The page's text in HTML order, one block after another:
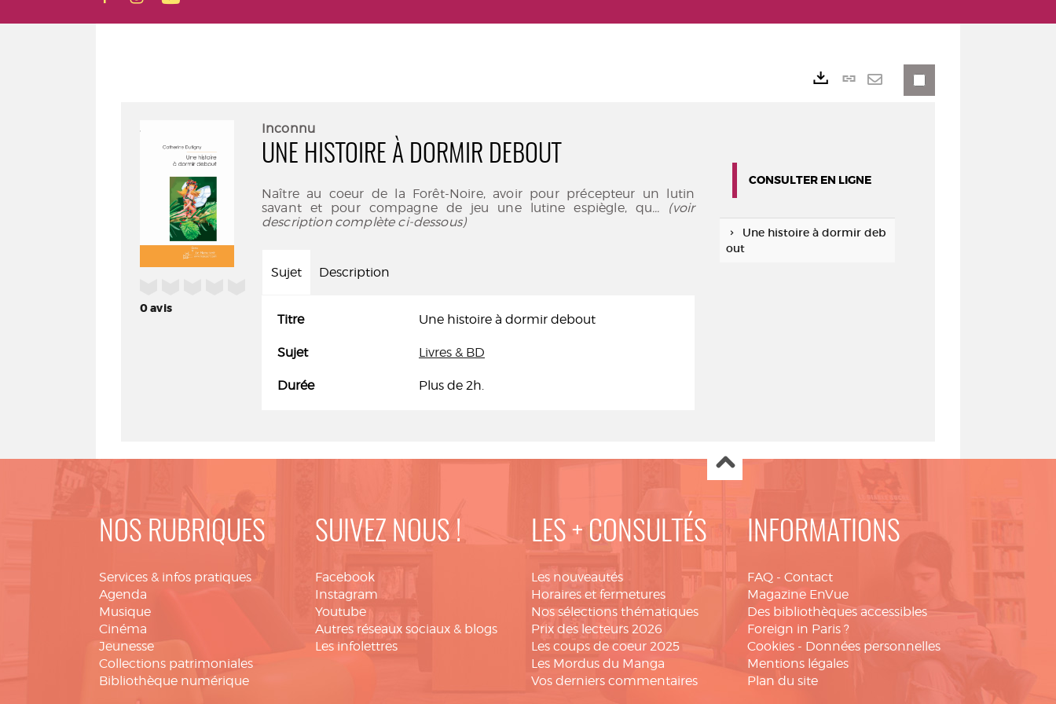
0avis
Inconnu
UNE HISTOIRE À DORMIR DEBOUT
Naître au coeur de la Forêt-Noire, avoir pour précepteur un lutin
savant et pour compagne de jeu une lutine espiègle, qu... (voir
description complète ci-dessous)
Sujet Description
Titre Une histoire à dormir debout
Sujet Livres & BD
Durée Plus de 2h.
Lien
CONSULTER EN LIGNE
Une histoire à dormir deb
out
NOS RUBRIQUES
Services & infos pratiques
Agenda
Musique
Cinéma
Jeunesse
Collections patrimoniales
Bibliothèque numérique
SUIVEZ NOUS !
Facebook
Instagram
Youtube
Autres réseaux sociaux & blogs
Les infolettres
LES + CONSULTÉS
Les nouveautés
Horaires et fermetures
Nos sélections thématiques
Prix des lecteurs 2026
Les coups de coeur 2025
Les Mordus du Manga
Vos derniers commentaires
INFORMATIONS
FAQ - Contact
Magazine EnVue
Des bibliothèques accessibles
Foreign in Paris ?
Cookies - Données personnelles
Mentions légales
Plan du site